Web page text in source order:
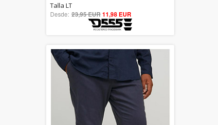
out of 5
Talla LT
Desde: 23,95 EUR11,98 EUR